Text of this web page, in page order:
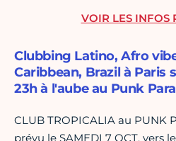
Clubbing Latino, Afro
Caribbean, Brazil à Paris
23h à l'aube au Punk
CLUB TROPICALIA au PUNK
prévu le SAMEDI 7 OCT. vers
VOIR LES INFOS